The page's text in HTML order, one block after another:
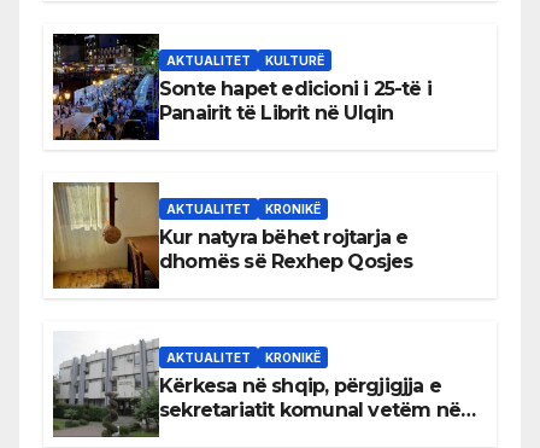
AKTUALITET KULTURË
Sonte hapet edicioni i 25-të i
Panairit të Librit në Ulqin
AKTUALITET KRONIKË
Kur natyra bëhet rojtarja e
dhomës së Rexhep Qosjes
AKTUALITET KRONIKË
Kërkesa në shqip, përgjigjja e
sekretariatit komunal vetëm në